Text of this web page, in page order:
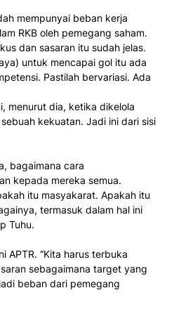
mempunyai beban kerja
RKB oleh pemegang saham.
dan sasaran itu sudah jelas.
untuk mencapai gol itu ada
Pastilah bervariasi. Ada
menurut dia, ketika dikelola
kekuatan. Jadi ini dari sisi
bagaimana cara
kepada mereka semua.
itu masyakarat. Apakah itu
termasuk dalam hal ini
Tuhu.
APTR. “Kita harus terbuka
sebagaimana target yang
beban dari pemegang